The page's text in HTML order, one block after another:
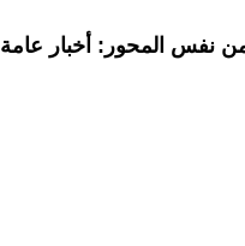
من نفس المحور: أخبار عامة